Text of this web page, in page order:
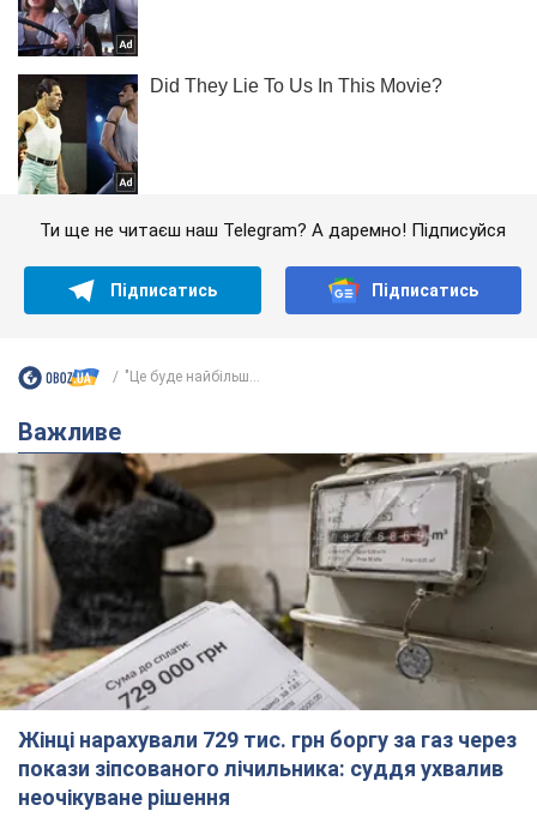
Ти ще не читаєш наш Telegram? А даремно! Підписуйся
Підписатись Підписатись
"Це буде найбільш...
Важливе
Жінці нарахували 729 тис. грн боргу за газ через
покази зіпсованого лічильника: суддя ухвалив
неочікуване рішення